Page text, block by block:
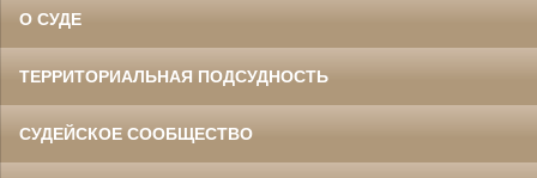
О СУДЕ
ТЕРРИТОРИАЛЬНАЯ ПОДСУДНОСТЬ
СУДЕЙСКОЕ СООБЩЕСТВО